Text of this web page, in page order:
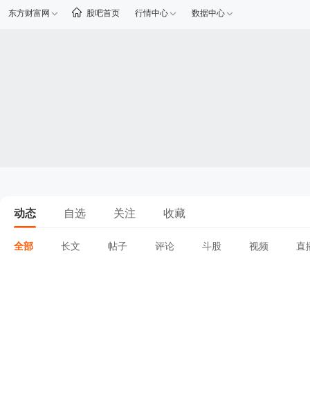
东方财富网 股吧首页 行情中心 数据中心
动态 自选 关注 收藏
全部 长文 帖子 评论 斗股 视频 直